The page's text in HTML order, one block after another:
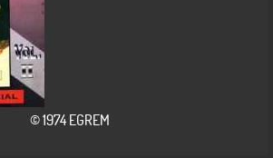
© 1974 EGREM